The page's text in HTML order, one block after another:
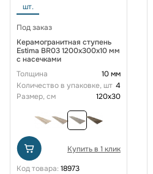
шт.
Под заказ
Керамогранитная ступень
Estima BR03 1200x300x10 мм
с насечками
Толщина
10 мм
Количество в упаковке, шт 4
Размер, см
120x30
Купить в 1 клик
Код товара: 18973